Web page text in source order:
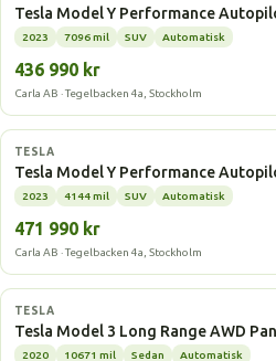
Tesla Model Y Performance
2023 7096 mil SUV Automatisk
436 990 kr
Carla AB · Tegelbacken 4a, Stockholm
Elbil
TESLA
Tesla Model Y Performance
2023 4144 mil SUV Automatisk
471 990 kr
Carla AB · Tegelbacken 4a, Stockholm
Elbil
TESLA
Tesla Model 3 Long Range AWD
2020 10671 mil Sedan Automatisk